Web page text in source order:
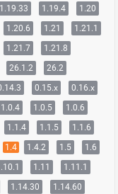
1.19.33 1.19.4
1.20
1.20.6 1.21
1.21.1
1.21.7
1.21.8
26.1.2 26.2
0.15.x
0.16.x
1.0.4 1.0.5
1.0.6
1.1.4 1.1.5
1.1.6
1.4 1.4.2 1.5
1.6
1.11
1.11.1
1.14.30
1.14.60